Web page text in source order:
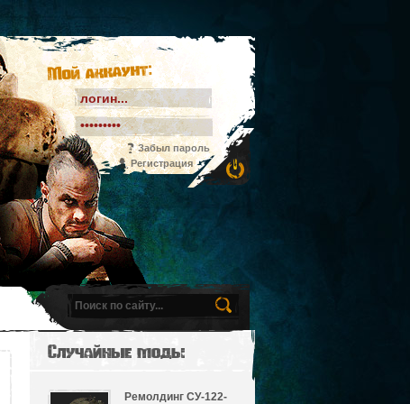
Мой аккаунт:
Забыл пароль
Регистрация
Случайные моды
Ремолдинг СУ-122-